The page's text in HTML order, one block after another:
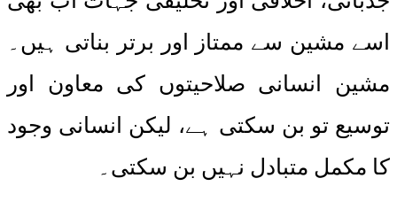
اسے مشین سے ممتاز اور برتر بناتی ہیں۔
مشین انسانی صلاحیتوں کی معاون اور
توسیع تو بن سکتی ہے، لیکن انسانی وجود
کا مکمل متبادل نہیں بن سکتی۔